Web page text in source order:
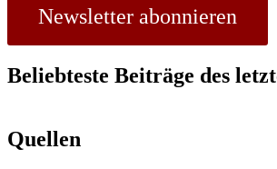
Newsletter abonnieren
Beliebteste Beiträge des
Quellen